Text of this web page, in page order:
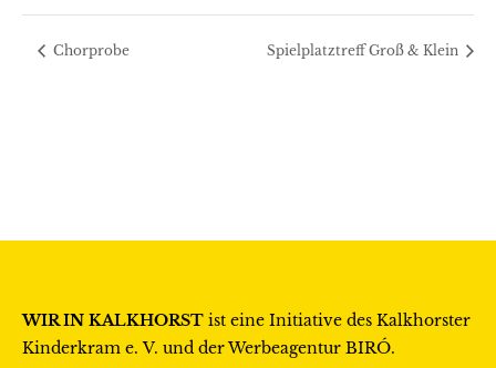
Chorprobe Spielplatztreff Groß & Klein
WIR IN KALKHORST ist eine Initiative des Kalkhorster
Kinderkram e. V. und der Werbeagentur BIRÓ.